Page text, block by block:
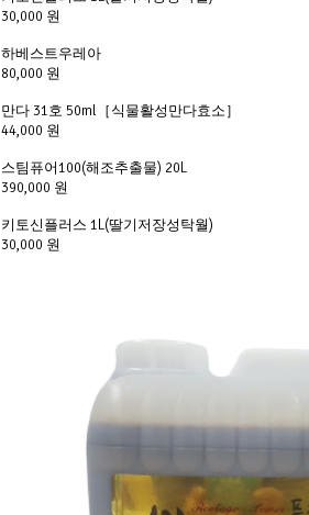
30,000 원
하베스트우레아
80,000 원
만다 31호 50ml［식물활성만다효소］
44,000 원
스팀퓨어100(해조추출물) 20L
390,000 원
키토신플러스 1L(딸기저장성탁월)
30,000 원